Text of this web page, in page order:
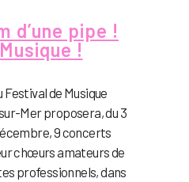
d’une pipe !
!
Festival de Musique
Mer proposera, du 3
9 concerts
chœurs amateurs de
professionnels, dans